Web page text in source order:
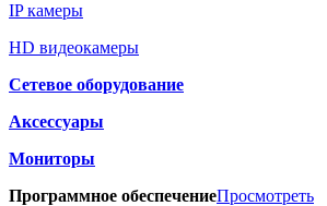
IP камеры
HD видеокамеры
Сетевое оборудование
Аксессуары
Мониторы
Программное обеспечениеПросмотреть